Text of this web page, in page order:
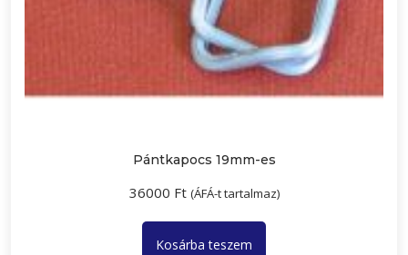
Pántkapocs 19mm-es
36000 Ft (ÁFÁ-t tartalmaz)
Kosárba teszem